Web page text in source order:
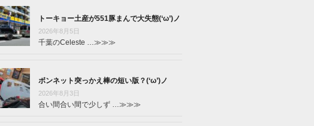
トーキョー土産が551豚まんで大失態(‘ω’)ノ
2026年8月5日
千葉のCeleste …≫≫≫
ボンネット突っかえ棒の短い版？(‘ω’)ノ
2026年8月3日
合い間合い間で少しず …≫≫≫